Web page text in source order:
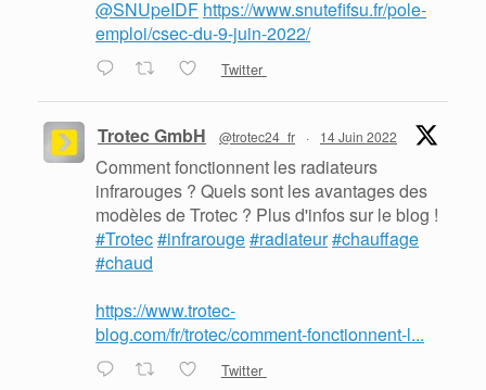
@SNUpeIDF https://www.snutefifsu.fr/pole-
emploi/csec-du-9-juin-2022/
Twitter
Trotec GmbH @trotec24_fr · 14 Juin 2022
Comment fonctionnent les radiateurs
infrarouges ? Quels sont les avantages des
modèles de Trotec ? Plus d'infos sur le blog !
#Trotec#infrarouge#radiateur#chauffage
#chaud
https://www.trotec-
blog.com/fr/trotec/comment-fonctionnent-l...
Twitter